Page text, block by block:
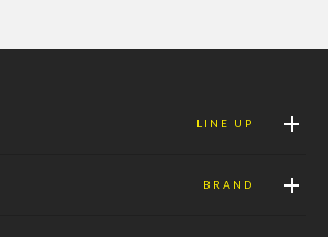
LINE UP
BRAND